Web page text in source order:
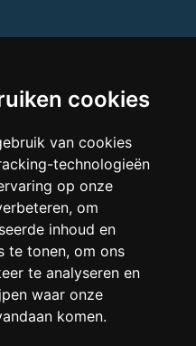
cookies
van cookies
technologieën
op onze
om
inhoud en
te tonen, om ons
te analyseren en
waar onze
komen.